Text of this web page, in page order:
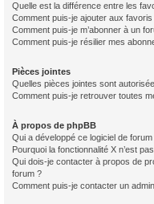
Quelle est la différence entre les
Comment puis-je ajouter aux
Comment puis-je m’abonner à un
Comment puis-je résilier mes
Pièces jointes
Quelles pièces jointes sont
Comment puis-je retrouver toutes
À propos de phpBB
Qui a développé ce logiciel de
Pourquoi la fonctionnalité X n’est
Qui dois-je contacter à propos de
forum ?
Comment puis-je contacter un